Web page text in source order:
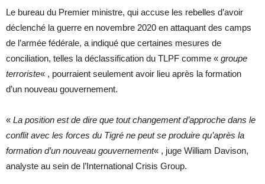
Le bureau du Premier ministre, qui accuse les rebelles d’avoir
déclenché la guerre en novembre 2020 en attaquant des camps
de l’armée fédérale, a indiqué que certaines mesures de
conciliation, telles la déclassification du TLPF comme « groupe
terroriste« , pourraient seulement avoir lieu après la formation
d’un nouveau gouvernement.
« La position est de dire que tout changement d’approche dans le
conflit avec les forces du Tigré ne peut se produire qu’après la
formation d’un nouveau gouvernement« , juge William Davison,
analyste au sein de l’International Crisis Group.